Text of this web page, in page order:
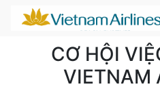
CƠ HỘI
VIETNAM